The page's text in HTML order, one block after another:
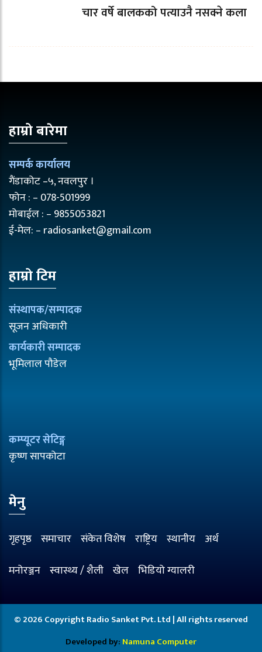
चार वर्षे बालकको पत्याउनै नसक्ने कला
हाम्रो बारेमा
सम्पर्क कार्यालय
गैंडाकोट –५, नवलपुर ।
फोन : – 078-501999
मोबाईल : – 9855053821
ई-मेल: – radiosanket@gmail.com
हाम्रो टिम
संस्थापक/सम्पादक
सूजन अधिकारी
कार्यकारी सम्पादक
भूमिलाल पौडेल
कम्प्यूटर सेटिङ्ग
कृष्ण सापकोटा
मेनु
गृहपृष्ठ समाचार संकेत विशेष राष्ट्रिय स्थानीय अर्थ
मनोरञ्जन स्वास्थ्य / शैली खेल भिडियो ग्यालरी
© 2026 Copyright Radio Sanket Pvt. Ltd | All rights reserved
Developed by: Namuna Computer